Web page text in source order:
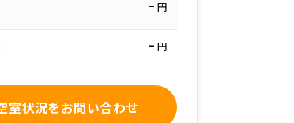
- 円
- 円
室状況をお問い合わせ